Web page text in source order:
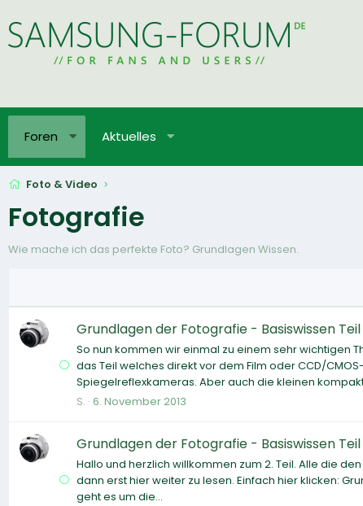
Foren Aktuelles
Foto & Video
Fotografie
Wie mache ich das perfekte Foto? Grundlagen Wissen.
Grundlagen der Fotografie - Basiswissen
So nun kommen wir einmal zu einem sehr wichtigen
das Teil welches direkt vor dem Film oder CCD/
Spiegelreflexkameras. Aber auch die kleinen
S. 6. November 2013
Grundlagen der Fotografie - Basiswissen
Hallo und herzlich willkommen zum 2. Teil. Alle die
dann erst hier weiter zu lesen. Einfach hier klicken:
geht es um die...